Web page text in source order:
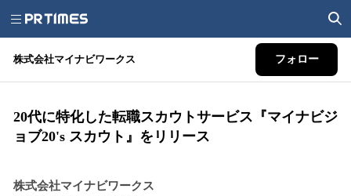
株式会社マイナビワークス フォロー
20代に特化した転職スカウトサービス『マイナビジ
ョブ20's スカウト』をリリース
株式会社マイナビワークス